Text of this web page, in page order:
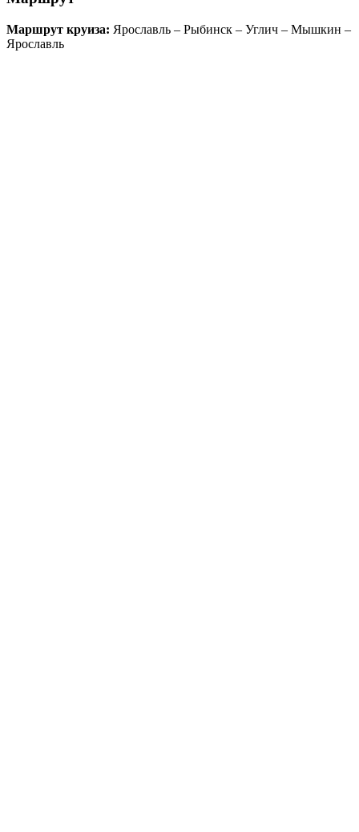
Маршрут круиза: Ярославль – Рыбинск – Углич – Мышкин –
Ярославль